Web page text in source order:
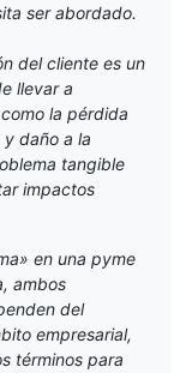
ser abordado.
del cliente es un
llevar a
la pérdida
daño a la
tangible
impactos
en una pyme
ambos
del
empresarial,
términos para